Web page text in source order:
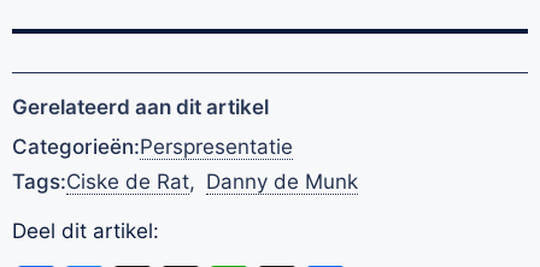
Gerelateerd aan dit artikel
Categorieën:Perspresentatie
Tags:Ciske de Rat, Danny de Munk
Deel dit artikel: